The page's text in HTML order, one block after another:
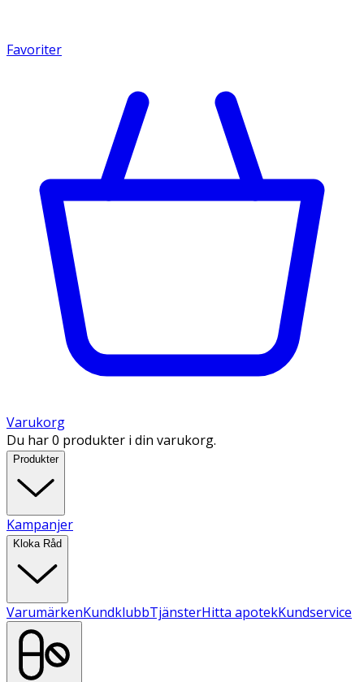
Favoriter
Varukorg
Du har 0 produkter i din varukorg.
Produkter
Kampanjer
Kloka Råd
VarumärkenKundklubbTjänsterHitta apotekKundservice